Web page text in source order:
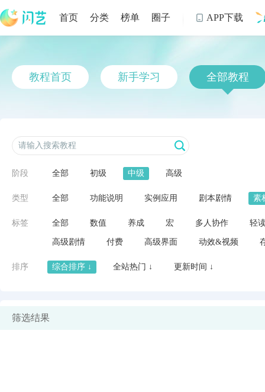
首页 分类 榜单 圈子  APP下载
教程首页 新手学习 全部教程
阶段 全部 初级 中级 高级
类型 全部 功能说明 实例应用 剧本剧情 素
标签 全部 数值 养成 宏 多人协作 轻
高级剧情 付费 高级界面 动效&视频
排序 综合排序 ↓ 全站热门 ↓ 更新时间 ↓
筛选结果